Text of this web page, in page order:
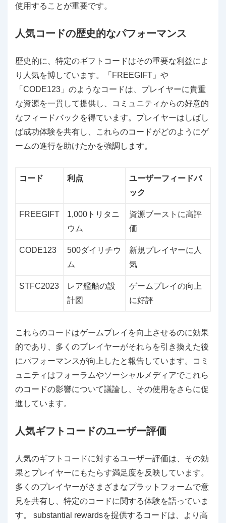
使用することが重要です。
人気コードの歴史的なパフォーマンス
歴史的に、特定のギフトコードはその重要な利益によ
り人気を博しています。「FREEGIFT」や
「CODE123」のようなコードは、プレイヤーに貴重
な資源を一貫して提供し、コミュニティからの好意的
なフィードバックを得ています。プレイヤーはしばし
ば成功体験を共有し、これらのコードがどのようにゲ
ームの進行を助けたかを強調します。
コード 利点
ユーザーフィードバ
ック
FREEGIFT
1,000トリタニ
ウム
資源ブーストに高評
価
CODE123
500ダイリチウ
ム
新規プレイヤーに人
気
STFC2023
レア艦船の設
計図
ゲームプレイの向上
に好評
これらのコードはゲームプレイを向上させるのに効果
的であり、多くのプレイヤーがそれらを引き換えた後
にパフォーマンスが向上したと報告しています。コミ
ュニティはフォーラムやソーシャルメディアでこれら
のコードの影響について議論し、その使用をさらに促
進しています。
人気ギフトコードのユーザー評価
人気のギフトコードに対するユーザー評価は、その効
果とプレイヤーにもたらす満足度を反映しています。
多くのプレイヤーがさまざまなプラットフォームで意
見を共有し、特定のコードに関する体験を語っていま
す。 substantial rewardsを提供するコードは、より高